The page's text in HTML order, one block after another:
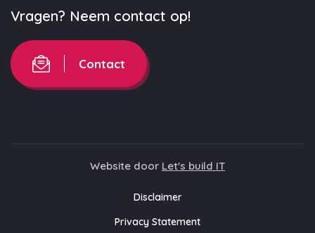
Vragen? Neem contact op!
Contact
Website door Let's build IT
Disclaimer
Privacy Statement